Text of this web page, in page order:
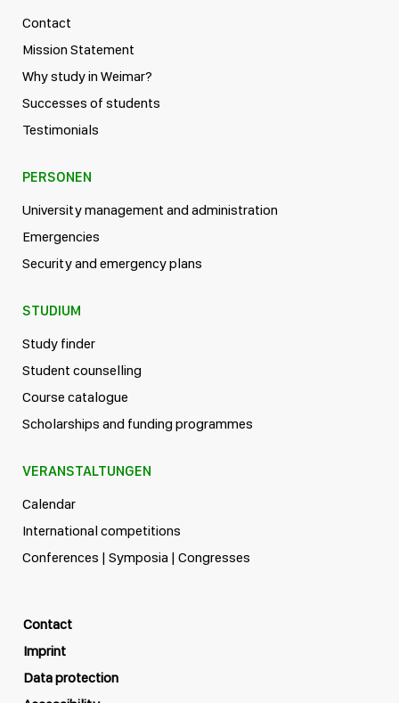
Contact
Mission Statement
Why study in Weimar?
Successes of students
Testimonials
PERSONEN
University management and administration
Emergencies
Security and emergency plans
STUDIUM
Study finder
Student counselling
Course catalogue
Scholarships and funding programmes
VERANSTALTUNGEN
Calendar
International competitions
Conferences | Symposia | Congresses
Contact
Imprint
Data protection